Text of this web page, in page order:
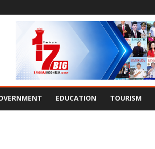
EDUCATION TOURISM